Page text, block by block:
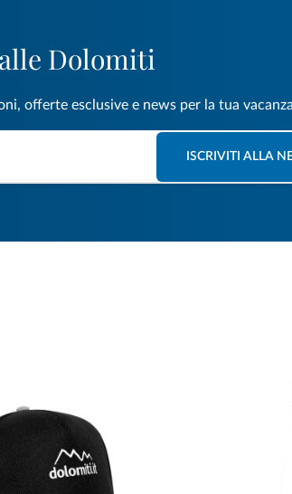
Dolomiti
offerte esclusive e news per la tua
ISCRIVITI ALLA